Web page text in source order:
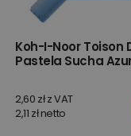
Koh-I-Noor Toison
Pastela Sucha
2,60 zł z VAT
2,11 zł netto